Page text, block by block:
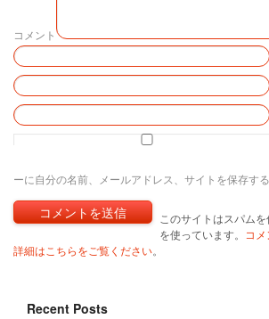
コメント
ーに自分の名前、メールアドレス、サイトを保存する
このサイトはスパム
を使っています。 コ
詳細はこちらをご覧ください。
Recent Posts